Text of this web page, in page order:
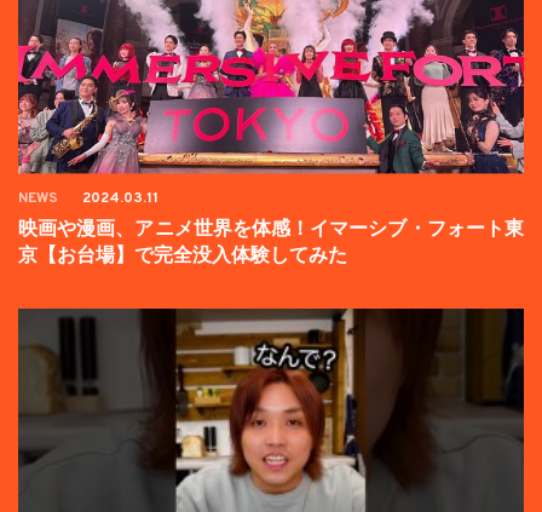
NEWS 2024.03.11
映画や漫画、アニメ世界を体感！イマーシブ・フォート東
京【お台場】で完全没入体験してみた